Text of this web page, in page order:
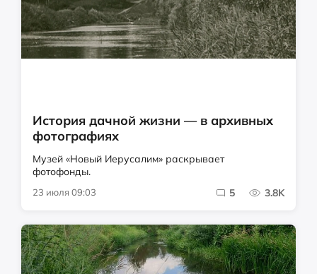
История дачной жизни — в архивных
фотографиях
Музей «Новый Иерусалим» раскрывает
фотофонды.
23 июля 09:03 5 3.8K